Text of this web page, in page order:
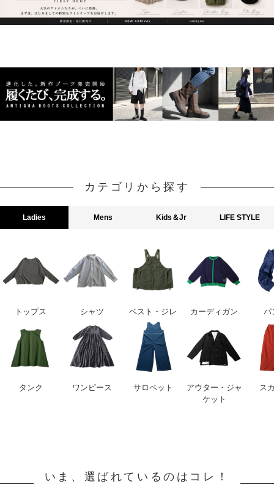
カテゴリから探す
Ladies Mens Kids＆Jr LIFE STYLE
トップス シャツ ベスト・ジレ カーディガン パ
タンク ワンピース サロペット
アウター・ジャ
ケット
ス
いま、選ばれているのはコレ！